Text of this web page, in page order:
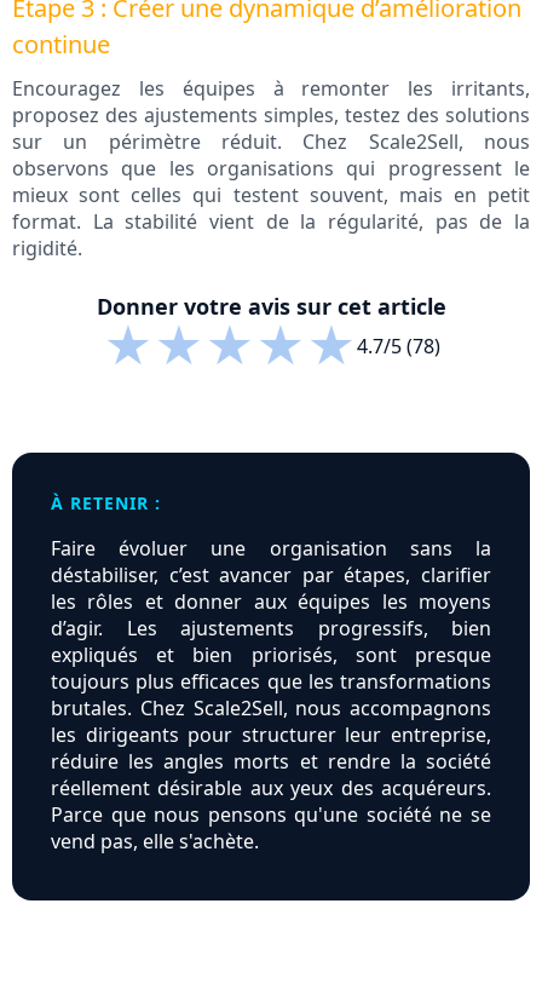
Étape 3 : Créer une dynamique d’amélioration
continue
Encouragez les équipes à remonter les irritants,
proposez des ajustements simples, testez des solutions
sur un périmètre réduit. Chez Scale2Sell, nous
observons que les organisations qui progressent le
mieux sont celles qui testent souvent, mais en petit
format. La stabilité vient de la régularité, pas de la
rigidité.
Donner votre avis sur cet article
★★★★★4.7/5 (78)
À RETENIR :
Faire évoluer une organisation sans la
déstabiliser, c’est avancer par étapes, clarifier
les rôles et donner aux équipes les moyens
d’agir. Les ajustements progressifs, bien
expliqués et bien priorisés, sont presque
toujours plus efficaces que les transformations
brutales. Chez Scale2Sell, nous accompagnons
les dirigeants pour structurer leur entreprise,
réduire les angles morts et rendre la société
réellement désirable aux yeux des acquéreurs.
Parce que nous pensons qu'une société ne se
vend pas, elle s'achète.